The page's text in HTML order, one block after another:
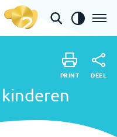
PRINT DEEL